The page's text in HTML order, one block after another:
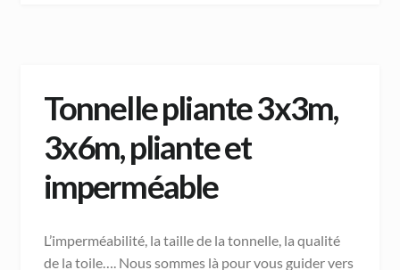
Tonnelle pliante 3x3m,
3x6m, pliante et
imperméable
L’imperméabilité, la taille de la tonnelle, la qualité
de la toile…. Nous sommes là pour vous guider vers